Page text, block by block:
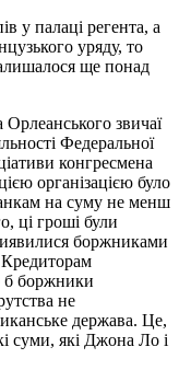
у палаці регента, а
уряду, то
ще понад
Орлеанського звичаї
Федеральної
конгресмена
організацією було
на суму не менш
ці гроші були
боржниками
Кредиторам
б боржники
не
держава. Це,
суми, які Джона Ло і